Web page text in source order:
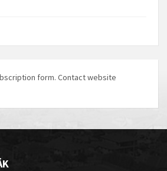
form. Contact website